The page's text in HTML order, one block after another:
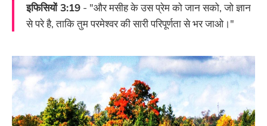
इफिसियों 3:19 - "और मसीह के उस प्रेम को जान सको, जो ज्ञान
से परे है, ताकि तुम परमेश्वर की सारी परिपूर्णता से भर जाओ।"